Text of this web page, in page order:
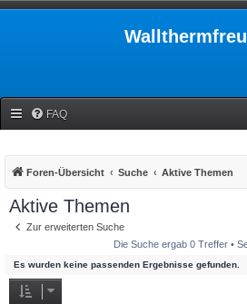
FAQ
Foren-Übersicht Suche Aktive Themen
Aktive Themen
Zur erweiterten Suche
Die Suche ergab 0 Treffer •
Es wurden keine passenden Ergebnisse gefunden.